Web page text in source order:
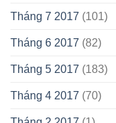
Tháng 7 2017 (101)
Tháng 6 2017 (82)
Tháng 5 2017 (183)
Tháng 4 2017 (70)